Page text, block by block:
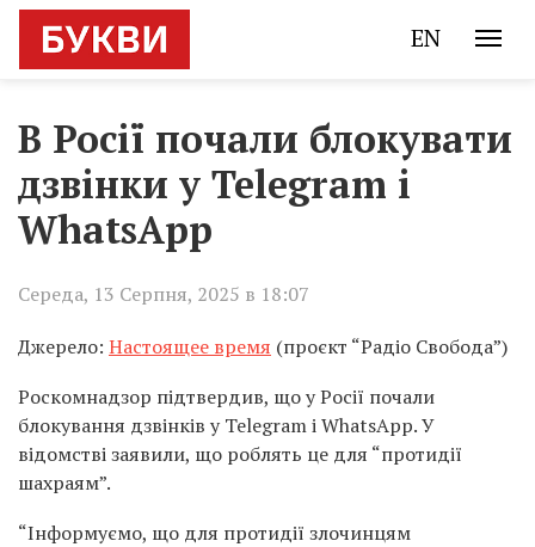
EN
В Росії почали блокувати
дзвінки у Telegram і
WhatsApp
Середа, 13 Серпня, 2025 в 18:07
Джерело: Настоящее время (проєкт “Радіо Свобода”)
Роскомнадзор підтвердив, що у Росії почали
блокування дзвінків у Telegram і WhatsApp. У
відомстві заявили, що роблять це для “протидії
шахраям”.
“Інформуємо, що для протидії злочинцям